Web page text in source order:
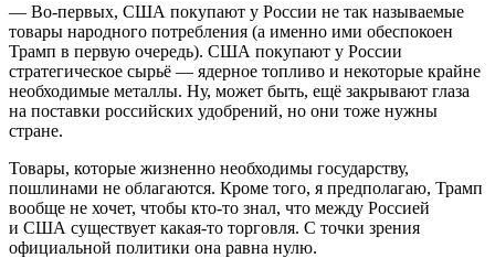
— Во-первых, США покупают у России не так называемые
товары народного потребления (а именно ими обеспокоен
Трамп в первую очередь). США покупают у России
стратегическое сырьё — ядерное топливо и некоторые крайне
необходимые металлы. Ну, может быть, ещё закрывают глаза
на поставки российских удобрений, но они тоже нужны
стране.
Товары, которые жизненно необходимы государству,
пошлинами не облагаются. Кроме того, я предполагаю, Трамп
вообще не хочет, чтобы кто-то знал, что между Россией
и США существует какая-то торговля. С точки зрения
официальной политики она равна нулю.